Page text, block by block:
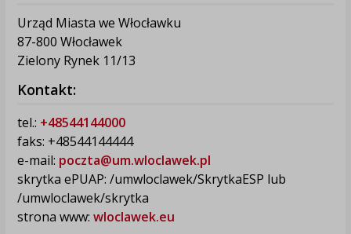
Urząd Miasta we Włocławku
87-800 Włocławek
Zielony Rynek 11/13
Kontakt:
tel.: +48544144000
faks: +48544144444
e-mail: poczta@um.wloclawek.pl
skrytka ePUAP: /umwloclawek/SkrytkaESP lub
/umwloclawek/skrytka
strona www: wloclawek.eu